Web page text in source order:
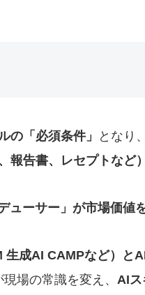
の「必須条件」
となり
報告書、レセプトなど
ューサー」が市場価値
生成AI CAMPなど）と
場の常識を変え、 AIス